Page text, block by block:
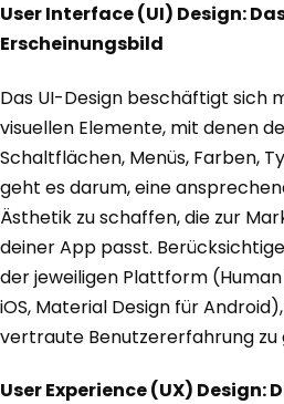
User Interface (UI) Design:
Erscheinungsbild
Das UI-Design beschäftigt sich
visuellen Elemente, mit denen
Schaltflächen, Menüs, Farben,
geht es darum, eine
Ästhetik zu schaffen, die zur
deiner App passt.
der jeweiligen Plattform
iOS, Material Design für
vertraute Benutzererfahrung zu
User Experience (UX) Design: